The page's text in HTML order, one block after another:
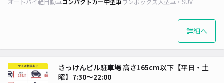
オートバイ軽自動車コンパクトカー中型車ワンボックス大型車・SUV
詳細へ
さっけんビル駐車場 高さ165cm以下【平日・土
曜】7:30～22:00